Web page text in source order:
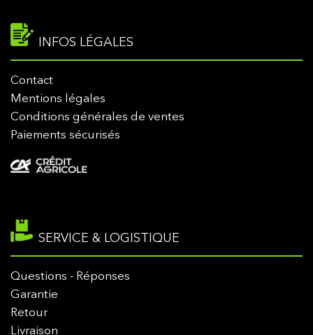
INFOS LÉGALES
Contact
Mentions légales
Conditions générales de ventes
Paiements sécurisés
SERVICE & LOGISTIQUE
Questions - Réponses
Garantie
Retour
Livraison